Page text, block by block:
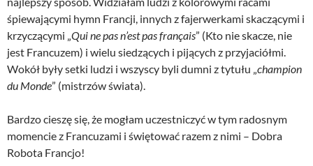
śpiewającymi hymn Francji, innych z fajerwerkami skaczącymi i
krzyczącymi „ Qui ne pas n’est pas français” (Kto nie skacze, nie
jest Francuzem) i wielu siedzących i pijących z przyjaciółmi.
Wokół były setki ludzi i wszyscy byli dumni z tytułu „ champion
du Monde” (mistrzów świata).
Bardzo cieszę się, że mogłam uczestniczyć w tym radosnym
momencie z Francuzami i świętować razem z nimi – Dobra
Robota Francjo!